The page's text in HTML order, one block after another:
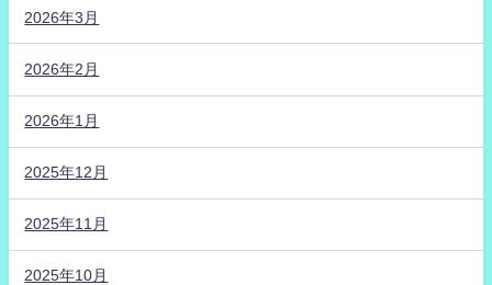
2026年3月
2026年2月
2026年1月
2025年12月
2025年11月
2025年10月